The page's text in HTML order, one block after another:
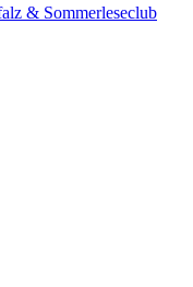
& Sommerleseclub